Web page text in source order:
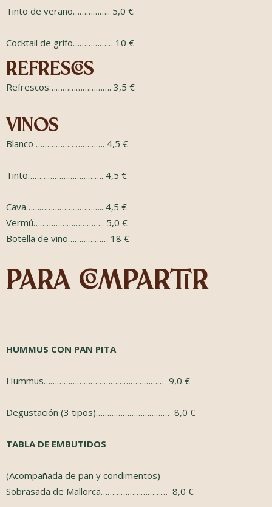
Tinto de verano…………….. 5,0 €
Cocktail de grifo……………… 10 €
Refrescos
Refrescos………………………. 3,5 €
Vinos
Blanco …………………………. 4,5 €
Tinto……………………………. 4,5 €
Cava…………………………….. 4,5 €
Vermú………………………….. 5,0 €
Botella de vino……………… 18 €
para compartir
HUMMUS CON PAN PITA
Hummus……………………………………………… 9,0 €
Degustación (3 tipos)…………………………… 8,0 €
TABLA DE EMBUTIDOS
(Acompañada de pan y condimentos)
Sobrasada de Mallorca………………………… 8,0 €